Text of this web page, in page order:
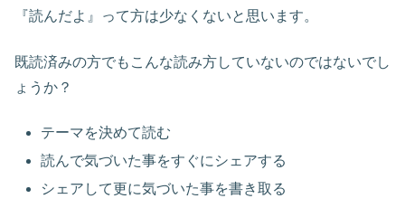
『読んだよ』って方は少なくないと思います。
既読済みの方でもこんな読み方していないのではないでし
ょうか？
テーマを決めて読む
読んで気づいた事をすぐにシェアする
シェアして更に気づいた事を書き取る